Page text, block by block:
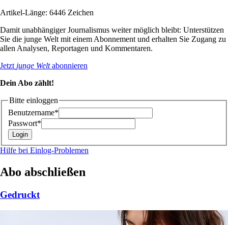
Artikel-Länge: 6446 Zeichen
Damit unabhängiger Journalismus weiter möglich bleibt: Unterstützen
Sie die junge Welt mit einem Abonnement und erhalten Sie Zugang zu
allen Analysen, Reportagen und Kommentaren.
Jetzt junge Weltabonnieren
Dein Abo zählt!
Bitte einloggen
Benutzername*
Passwort*
Hilfe bei Einlog-Problemen
Abo abschließen
Gedruckt